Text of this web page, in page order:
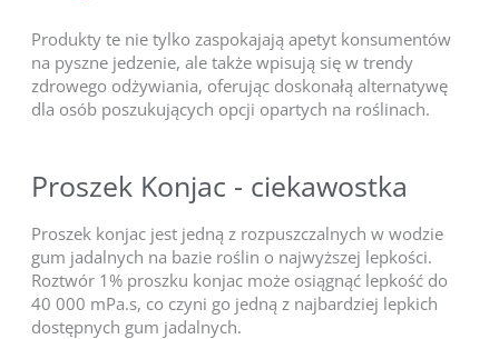
Produkty te nie tylko zaspokajają apetyt konsumentów
na pyszne jedzenie, ale także wpisują się w trendy
zdrowego odżywiania, oferując doskonałą alternatywę
dla osób poszukujących opcji opartych na roślinach.
Proszek Konjac - ciekawostka
Proszek konjac jest jedną z rozpuszczalnych w wodzie
gum jadalnych na bazie roślin o najwyższej lepkości.
Roztwór 1% proszku konjac może osiągnąć lepkość do
40 000 mPa.s, co czyni go jedną z najbardziej lepkich
dostępnych gum jadalnych.